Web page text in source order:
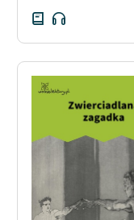
Deklaracja dostępności